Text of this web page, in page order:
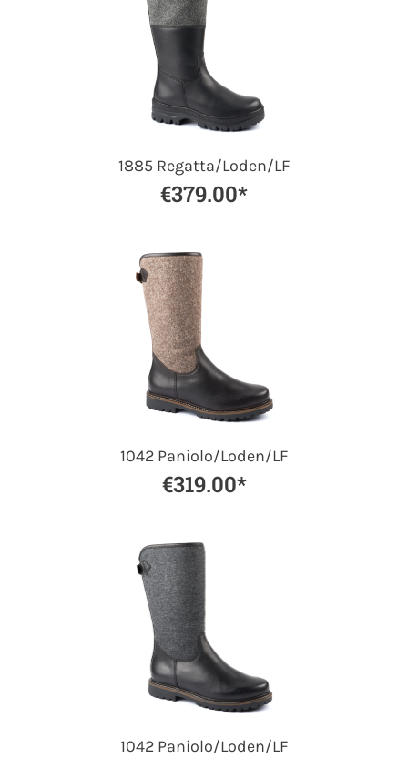
1885 Regatta/Loden/LF
€379.00*
1042 Paniolo/Loden/LF
€319.00*
1042 Paniolo/Loden/LF